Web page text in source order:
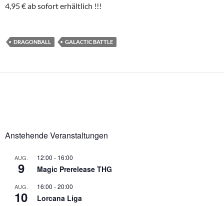
4,95 € ab sofort erhältlich !!!
DRAGONBALL GALACTIC BATTLE
Anstehende Veranstaltungen
AUG.
9
12:00 - 16:00
Magic Prerelease THG
AUG.
10
16:00 -20:00
Lorcana Liga